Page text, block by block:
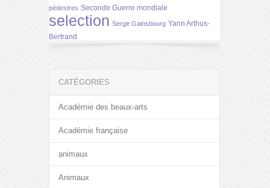
pédestres Seconde Guerre mondiale
selection Serge Gainsbourg Yann Arthus-
Bertrand
CATÉGORIES
Académie des beaux-arts
Académie française
animaux
Animaux